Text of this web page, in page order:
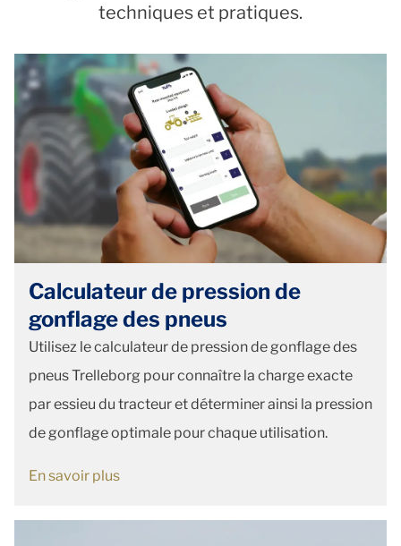
techniques et pratiques.
Calculateur de pression de
gonflage des pneus
Utilisez le calculateur de pression de gonflage des
pneus Trelleborg pour connaître la charge exacte
par essieu du tracteur et déterminer ainsi la pression
de gonflage optimale pour chaque utilisation.
En savoir plus